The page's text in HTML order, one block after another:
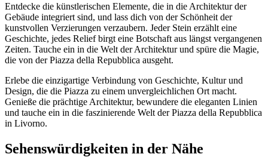
Entdecke die künstlerischen Elemente, die in die Architektur der
Gebäude integriert sind, und lass dich von der Schönheit der
kunstvollen Verzierungen verzaubern. Jeder Stein erzählt eine
Geschichte, jedes Relief birgt eine Botschaft aus längst vergangenen
Zeiten. Tauche ein in die Welt der Architektur und spüre die Magie,
die von der Piazza della Repubblica ausgeht.
Erlebe die einzigartige Verbindung von Geschichte, Kultur und
Design, die die Piazza zu einem unvergleichlichen Ort macht.
Genieße die prächtige Architektur, bewundere die eleganten Linien
und tauche ein in die faszinierende Welt der Piazza della Repubblica
in Livorno.
Sehenswürdigkeiten in der Nähe